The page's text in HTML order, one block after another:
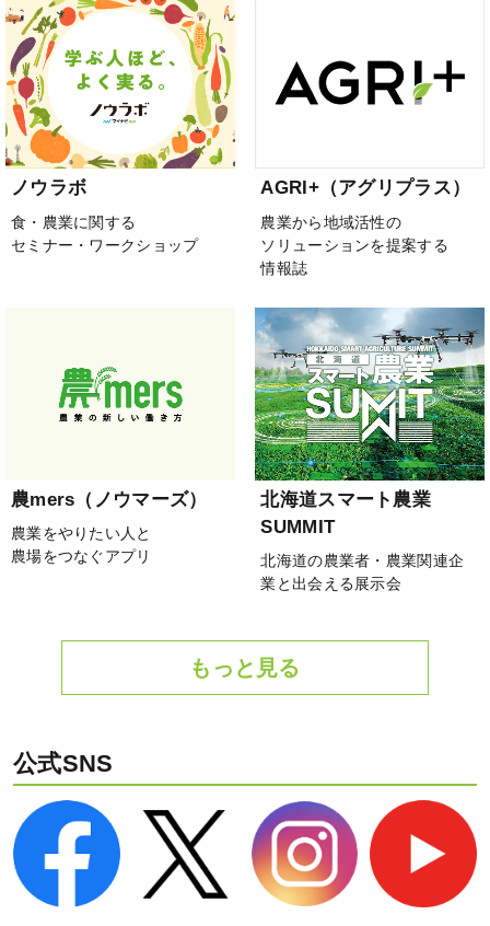
ノウラボ
食・農業に関する
セミナー・ワークショップ
AGRI+（アグリプラス）
農業から地域活性の
ソリューションを提案する
情報誌
農mers（ノウマーズ）
農業をやりたい人と
農場をつなぐアプリ
北海道スマート農業
SUMMIT
北海道の農業者・農業関連企
業と出会える展示会
もっと見る
公式SNS